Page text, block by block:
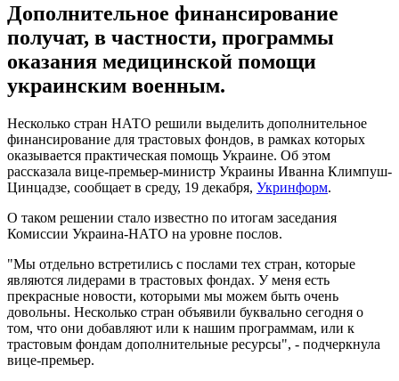
Дополнительное финансирование
получат, в частности, программы
оказания медицинской помощи
украинским военным.
Несколько стран НАТО решили выделить дополнительное
финансирование для трастовых фондов, в рамках которых
оказывается практическая помощь Украине. Об этом
рассказала вице-премьер-министр Украины Иванна Климпуш-
Цинцадзе, сообщает в среду, 19 декабря, Укринформ.
О таком решении стало известно по итогам заседания
Комиссии Украина-НАТО на уровне послов.
"Мы отдельно встретились с послами тех стран, которые
являются лидерами в трастовых фондах. У меня есть
прекрасные новости, которыми мы можем быть очень
довольны. Несколько стран объявили буквально сегодня о
том, что они добавляют или к нашим программам, или к
трастовым фондам дополнительные ресурсы", - подчеркнула
вице-премьер.